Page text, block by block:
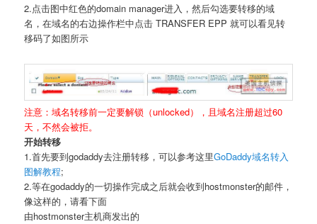
2.点击图中红色的domain manager进入，然后勾选要转移的域
名，在域名的右边操作栏中点击 TRANSFER EPP 就可以看见转
移码了如图所示
注意：域名转移前一定要解锁（unlocked），且域名注册超过60
天，不然会被拒。
开始转移
1.首先要到godaddy去注册转移，可以参考这里GoDaddy域名转入
图解教程;
2.等在godaddy的一切操作完成之后就会收到hostmonster的邮件，
像这样的，请看下面
由hostmonster主机商发出的